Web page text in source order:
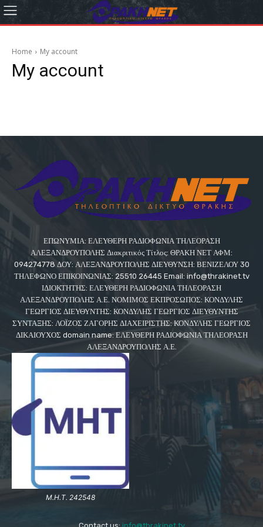
Home My account
My account
ΕΠΩΝΥΜΙΑ: ΕΛΕΥΘΕΡΗ ΡΑΔΙΟΦΩΝΙΑ ΤΗΛΕΟΡΑΣΗ
ΑΛΕΞΑΝΔΡΟΥΠΟΛΗΣ Διακριτικός Τίτλος: ΘΡΑΚΗ ΝΕΤ ΑΦΜ:
094274778 ΔΟΥ: ΑΛΕΞΑΝΔΡΟΥΠΟΛΗΣ ΔΙΕΥΘΥΝΣΗ: ΒΕΝΙΖΕΛΟΥ 30
ΤΗΛΕΦΩΝΟ ΕΠΙΚΟΙΝΩΝΙΑΣ: 25510 26445 Email: info@thrakinet.tv
ΙΔΙΟΚΤΗΤΗΣ: ΕΛΕΥΘΕΡΗ ΡΑΔΙΟΦΩΝΙΑ ΤΗΛΕΟΡΑΣΗ
ΑΛΕΞΑΝΔΡΟΥΠΟΛΗΣ Α.Ε. ΝΟΜΙΜΟΣ ΕΚΠΡΟΣΩΠΟΣ: ΚΟΝΔΥΛΗΣ
ΓΕΩΡΓΙΟΣ ΔΙΕΥΘΥΝΤΗΣ: ΚΟΝΔΥΛΗΣ ΓΕΩΡΓΙΟΣ ΔΙΕΥΘΥΝΤΗΣ
ΣΥΝΤΑΞΗΣ: ΛΟΪΖΟΣ ΖΑΓΟΡΗΣ ΔΙΑΧΕΙΡΙΣΤΗΣ: ΚΟΝΔΥΛΗΣ ΓΕΩΡΓΙΟΣ
ΔΙΚΑΙΟΥΧΟΣ domain name: ΕΛΕΥΘΕΡΗ ΡΑΔΙΟΦΩΝΙΑ ΤΗΛΕΟΡΑΣΗ
ΑΛΕΞΑΝΔΡΟΥΠΟΛΗΣ Α.Ε.
Μ.Η.Τ. 242548